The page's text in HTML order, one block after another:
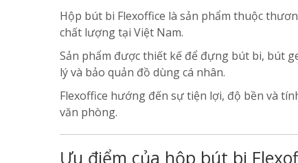
Hộp bút bi Flexoffice là sản phẩm thuộc
chất lượng tại Việt Nam.
Sản phẩm được thiết kế để đựng bút bi, bút
lý và bảo quản đồ dùng cá nhân.
Flexoffice hướng đến sự tiện lợi, độ bền và
văn phòng.
Ưu điểm của hộp bút bi